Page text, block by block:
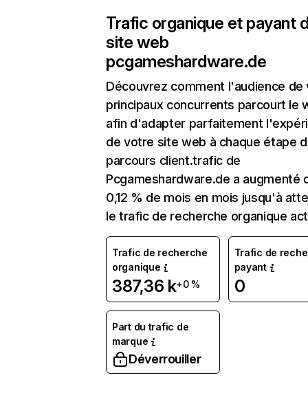
Trafic organique et payant
site web
pcgameshardware.de
Découvrez comment l'audience de
principaux concurrents parcourt le
afin d'adapter parfaitement
de votre site web à chaque étape
parcours client.trafic de
Pcgameshardware.de a augmenté
0,12 % de mois en mois jusqu'à
le trafic de recherche organique
Trafic de recherche
organique
387,36 k+0 %
Trafic de
payant
0
Part du trafic de
marque
Déverrouiller